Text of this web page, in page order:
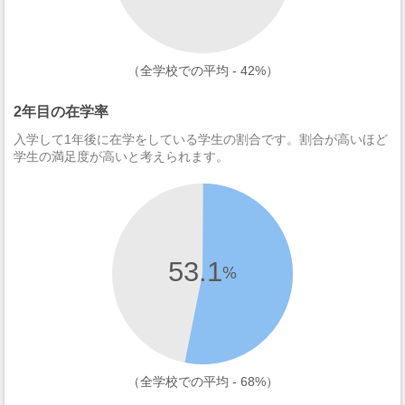
（全学校での平均 - 42%）
2年目の在学率
入学して1年後に在学をしている学生の割合です。割合が高いほど
学生の満足度が高いと考えられます。
53.1%
（全学校での平均 - 68%）